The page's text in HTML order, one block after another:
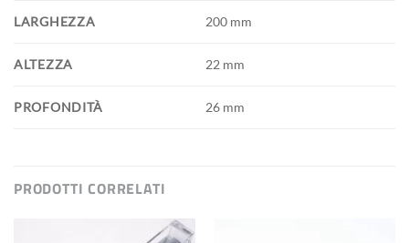
LARGHEZZA 200 mm
ALTEZZA 22 mm
PROFONDITÀ 26 mm
PRODOTTI CORRELATI